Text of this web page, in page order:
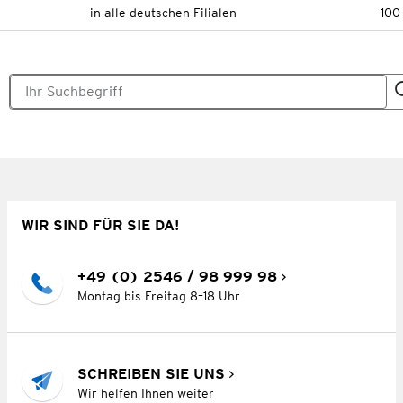
in alle deutschen Filialen
WIR SIND FÜR SIE DA!
+49 (0) 2546 / 98 999 98
Montag bis Freitag 8–18 Uhr
SCHREIBEN SIE UNS
Wir helfen Ihnen weiter